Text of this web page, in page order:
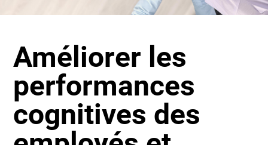
Améliorer les
performances
cognitives des